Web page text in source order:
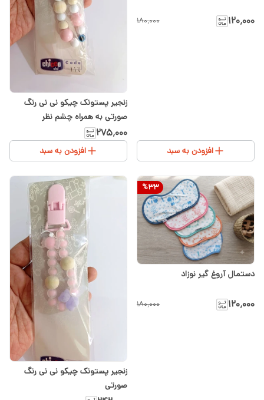
۱۲۰٬۰۰۰ ۱۸۰٬۰۰۰
افزودن به سبد
زنجیر پستونک چیکو نی نی رنگ
صورتی به همراه چشم نظر
۲۷۵٬۰۰۰
افزودن به سبد
%33
دستمال آروغ گیر نوزاد
۱۲۰٬۰۰۰ ۱۸۰٬۰۰۰
زنجیر پستونک چیکو نی نی رنگ
صورتی